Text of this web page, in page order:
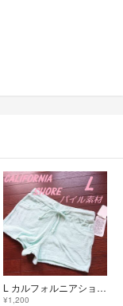
L カルフォルニアショア パイル素材 ショートパンツ タオル地 グリーン
¥1,200